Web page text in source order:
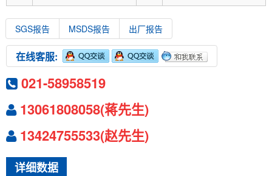
SGS报告 MSDS报告 出厂报告
在线客服:
021-58958519
13061808058(蒋先生)
13424755533(赵先生)
详细数据